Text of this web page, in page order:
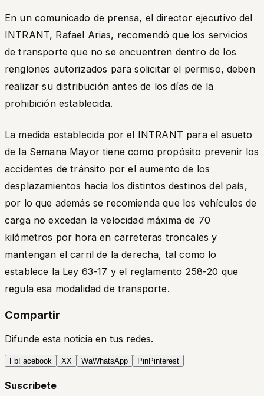
En un comunicado de prensa, el director ejecutivo del
INTRANT, Rafael Arias, recomendó que los servicios
de transporte que no se encuentren dentro de los
renglones autorizados para solicitar el permiso, deben
realizar su distribución antes de los días de la
prohibición establecida.
La medida establecida por el INTRANT para el asueto
de la Semana Mayor tiene como propósito prevenir los
accidentes de tránsito por el aumento de los
desplazamientos hacia los distintos destinos del país,
por lo que además se recomienda que los vehículos de
carga no excedan la velocidad máxima de 70
kilómetros por hora en carreteras troncales y
mantengan el carril de la derecha, tal como lo
establece la Ley 63-17 y el reglamento 258-20 que
regula esa modalidad de transporte.
Compartir
Difunde esta noticia en tus redes.
FbFacebook XX WaWhatsApp PinPinterest
Suscribete